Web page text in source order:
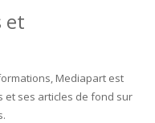
et
Mediapart est
ses articles de fond sur